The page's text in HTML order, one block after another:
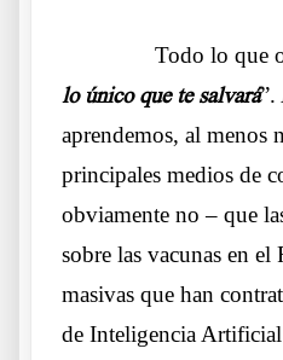
Todo lo que
lo único que te salvará”.
aprendemos, al menos
principales medios de
obviamente no – que
sobre las vacunas en
masivas que han
de Inteligencia